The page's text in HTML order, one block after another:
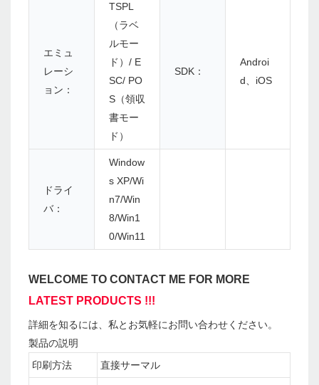
エミュ
レーシ
ョン：
TSPL
（ラベ
ルモー
ド）/ E
SC/ PO
S（領収
書モー
ド）
SDK：
Androi
d、iOS
ドライ
バ：
Window
s XP/Wi
n7/Win
8/Win1
0/Win11
WELCOME TO CONTACT ME FOR MORE
LATEST PRODUCTS !!!
詳細を知るには、私とお気軽にお問い合わせください。
製品の説明
印刷方法
直接サーマル